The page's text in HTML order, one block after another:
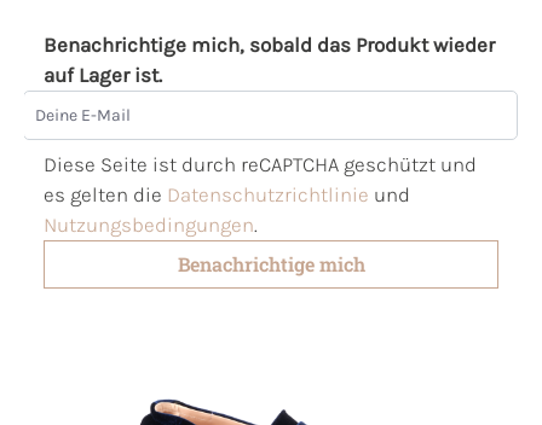
Benachrichtige mich, sobald das Produkt wieder
auf Lager ist.
Deine E-Mail
Diese Seite ist durch reCAPTCHA geschützt und
es gelten die Datenschutzrichtlinie und
Nutzungsbedingungen.
Benachrichtige mich